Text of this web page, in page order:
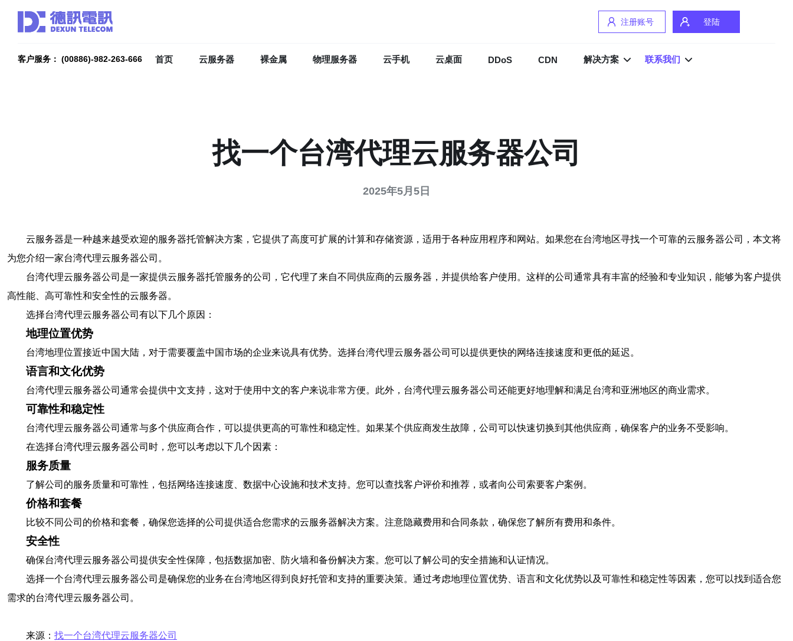
注册账号 登陆
客户服务： (00886)-982-263-666 首页 云服务器 裸金属 物理服务器 云手机 云桌面 DDoS CDN 解决方案 联系我们
找一个台湾代理云服务器公司
2025年5月5日
云服务器是一种越来越受欢迎的服务器托管解决方案，它提供了高度可扩展的计算和存储资源，适用于各种应用程序和网站。如果您在台湾地区寻找一个可靠的云服务器公司，本文将
为您介绍一家台湾代理云服务器公司。
台湾代理云服务器公司是一家提供云服务器托管服务的公司，它代理了来自不同供应商的云服务器，并提供给客户使用。这样的公司通常具有丰富的经验和专业知识，能够为客户提供
高性能、高可靠性和安全性的云服务器。
选择台湾代理云服务器公司有以下几个原因：
地理位置优势
台湾地理位置接近中国大陆，对于需要覆盖中国市场的企业来说具有优势。选择台湾代理云服务器公司可以提供更快的网络连接速度和更低的延迟。
语言和文化优势
台湾代理云服务器公司通常会提供中文支持，这对于使用中文的客户来说非常方便。此外，台湾代理云服务器公司还能更好地理解和满足台湾和亚洲地区的商业需求。
可靠性和稳定性
台湾代理云服务器公司通常与多个供应商合作，可以提供更高的可靠性和稳定性。如果某个供应商发生故障，公司可以快速切换到其他供应商，确保客户的业务不受影响。
在选择台湾代理云服务器公司时，您可以考虑以下几个因素：
服务质量
了解公司的服务质量和可靠性，包括网络连接速度、数据中心设施和技术支持。您可以查找客户评价和推荐，或者向公司索要客户案例。
价格和套餐
比较不同公司的价格和套餐，确保您选择的公司提供适合您需求的云服务器解决方案。注意隐藏费用和合同条款，确保您了解所有费用和条件。
安全性
确保台湾代理云服务器公司提供安全性保障，包括数据加密、防火墙和备份解决方案。您可以了解公司的安全措施和认证情况。
选择一个台湾代理云服务器公司是确保您的业务在台湾地区得到良好托管和支持的重要决策。通过考虑地理位置优势、语言和文化优势以及可靠性和稳定性等因素，您可以找到适合您
需求的台湾代理云服务器公司。
来源： 找一个台湾代理云服务器公司